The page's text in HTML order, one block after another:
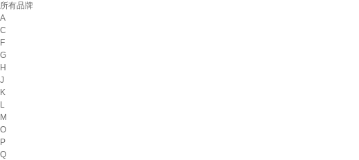
所有品牌
A
C
F
G
H
J
K
L
M
O
P
Q